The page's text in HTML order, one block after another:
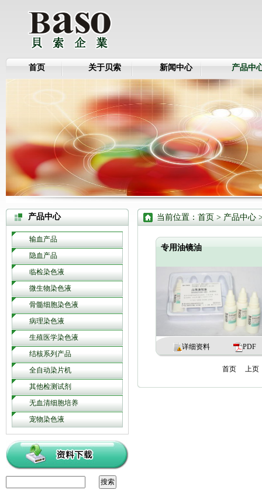
首页 关于贝索 新闻中心 产品中
产品中心
输血产品
隐血产品
临检染色液
微生物染色液
骨髓细胞染色液
病理染色液
生殖医学染色液
结核系列产品
全自动染片机
其他检测试剂
无血清细胞培养
宠物染色液
当前位置： 首页 > 产品中心
专用油镜油
详细资料 PDF
首页 上页